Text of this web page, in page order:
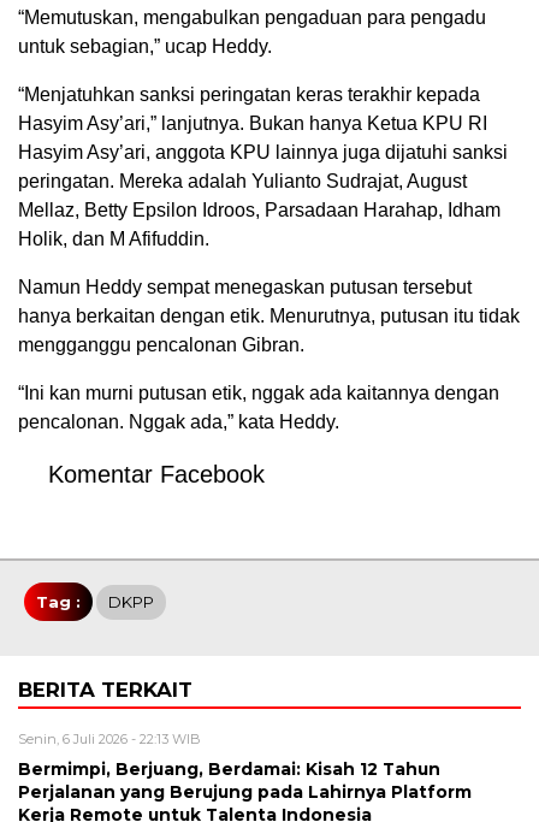
“Memutuskan, mengabulkan pengaduan para pengadu
untuk sebagian,” ucap Heddy.
“Menjatuhkan sanksi peringatan keras terakhir kepada
Hasyim Asy’ari,” lanjutnya. Bukan hanya Ketua KPU RI
Hasyim Asy’ari, anggota KPU lainnya juga dijatuhi sanksi
peringatan. Mereka adalah Yulianto Sudrajat, August
Mellaz, Betty Epsilon Idroos, Parsadaan Harahap, Idham
Holik, dan M Afifuddin.
Namun Heddy sempat menegaskan putusan tersebut
hanya berkaitan dengan etik. Menurutnya, putusan itu tidak
mengganggu pencalonan Gibran.
“Ini kan murni putusan etik, nggak ada kaitannya dengan
pencalonan. Nggak ada,” kata Heddy.
Komentar Facebook
Tag : DKPP
BERITA TERKAIT
Senin, 6 Juli 2026 - 22:13 WIB
Bermimpi, Berjuang, Berdamai: Kisah 12 Tahun
Perjalanan yang Berujung pada Lahirnya Platform
Kerja Remote untuk Talenta Indonesia